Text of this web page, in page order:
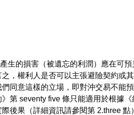
生的損害（被遺忘的利潤）應在可
，權利人是否可以主張避險契約或
同意這樣的立場，即對沖交易不能
第 seventy five 條只能適用於根據
後果（詳細資訊請參閱第 2.three